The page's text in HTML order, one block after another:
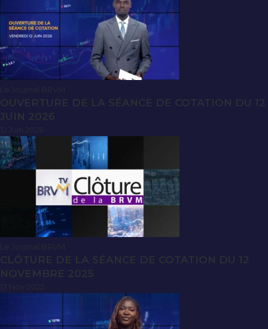
Le Journal BRVM
OUVERTURE DE LA SÉANCE DE COTATION DU 12
JUIN 2026
Le Journal BRVM
CLÔTURE DE LA SÉANCE DE COTATION DU 12
NOVEMBRE 2025